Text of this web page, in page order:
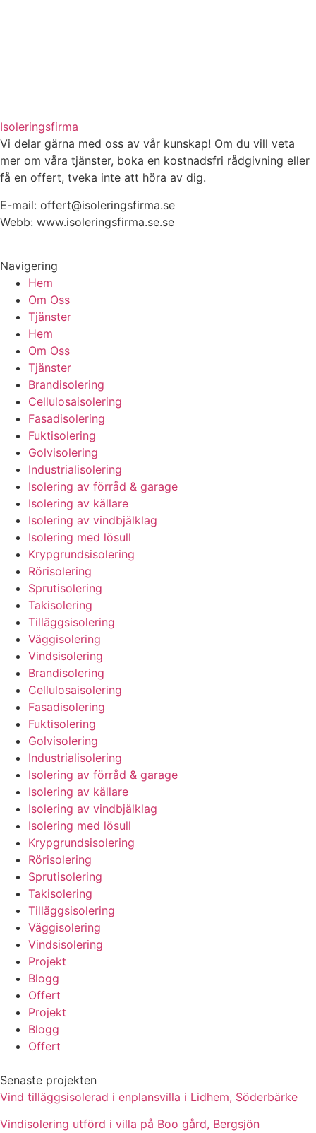
Isoleringsfirma
Vi delar gärna med oss av vår kunskap! Om du vill veta
mer om våra tjänster, boka en kostnadsfri rådgivning eller
få en offert, tveka inte att höra av dig.
E-mail: offert@isoleringsfirma.se
Webb: www.isoleringsfirma.se.se
Navigering
Hem
Om Oss
Tjänster
Hem
Om Oss
Tjänster
Brandisolering
Cellulosaisolering
Fasadisolering
Fuktisolering
Golvisolering
Industrialisolering
Isolering av förråd & garage
Isolering av källare
Isolering av vindbjälklag
Isolering med lösull
Krypgrundsisolering
Rörisolering
Sprutisolering
Takisolering
Tilläggsisolering
Väggisolering
Vindsisolering
Brandisolering
Cellulosaisolering
Fasadisolering
Fuktisolering
Golvisolering
Industrialisolering
Isolering av förråd & garage
Isolering av källare
Isolering av vindbjälklag
Isolering med lösull
Krypgrundsisolering
Rörisolering
Sprutisolering
Takisolering
Tilläggsisolering
Väggisolering
Vindsisolering
Projekt
Blogg
Offert
Projekt
Blogg
Offert
Senaste projekten
Vind tilläggsisolerad i enplansvilla i Lidhem, Söderbärke
Vindisolering utförd i villa på Boo gård, Bergsjön